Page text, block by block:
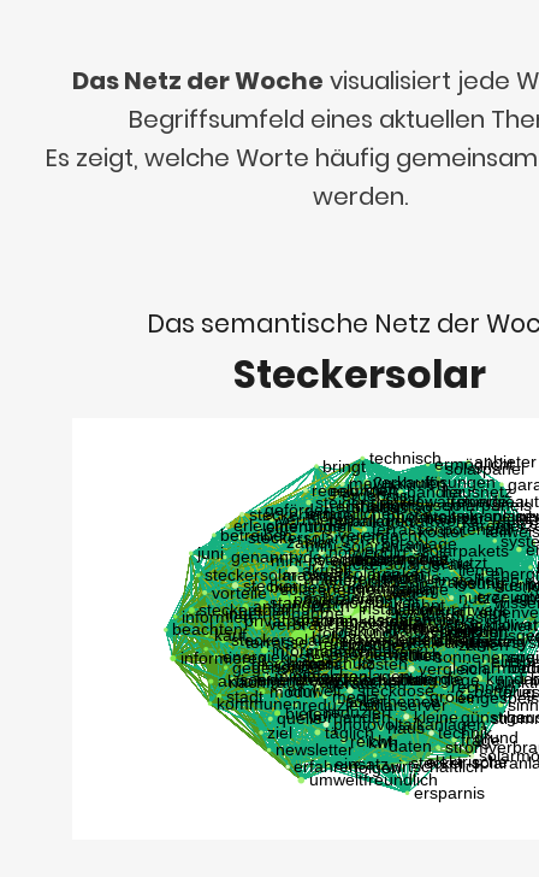
Das Netz der Woche visualisiert jede
Begriffsumfeld eines aktuellen
Es zeigt, welche Worte häufig
werden.
Das semantische Netz der
Steckersolar